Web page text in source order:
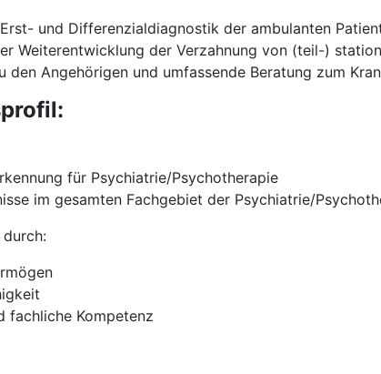
und Differenzialdiagnostik der ambulanten
Weiterentwicklung der Verzahnung von (teil-)
den Angehörigen und umfassende Beratung zum
für Psychiatrie/Psychotherapie
im gesamten Fachgebiet der Psychiatrie/
durch:
fachliche Kompetenz